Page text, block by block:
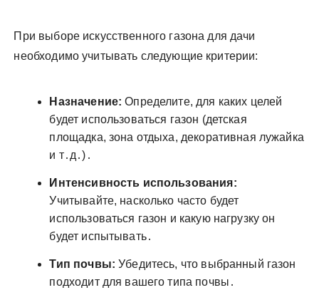
При выборе искусственного газона для дачи
необходимо учитывать следующие критерии:
Назначение: Определите, для каких целей
будет использоваться газон (детская
площадка, зона отдыха, декоративная лужайка
и т․д․)․
Интенсивность использования:
Учитывайте, насколько часто будет
использоваться газон и какую нагрузку он
будет испытывать․
Тип почвы: Убедитесь, что выбранный газон
подходит для вашего типа почвы․